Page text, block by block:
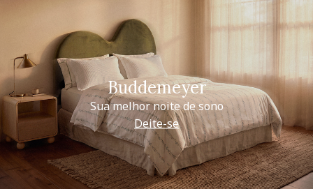
Buddemeyer
Sua melhor noite de sono
Deite-se